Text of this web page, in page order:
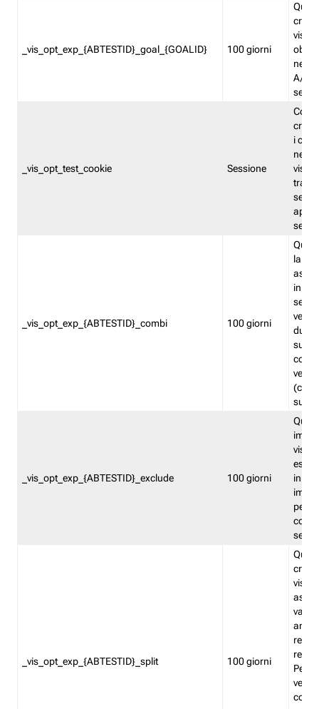
_vis_opt_exp_{ABTESTID}_goal_{GOALID} 100 giorni
nel
A/B.
_vis_opt_test_cookie Sessione
i
nel
_vis_opt_exp_{ABTESTID}_combi 100 giorni
la
in
_vis_opt_exp_{ABTESTID}_exclude 100 giorni
in
_vis_opt_exp_{ABTESTID}_split 100 giorni